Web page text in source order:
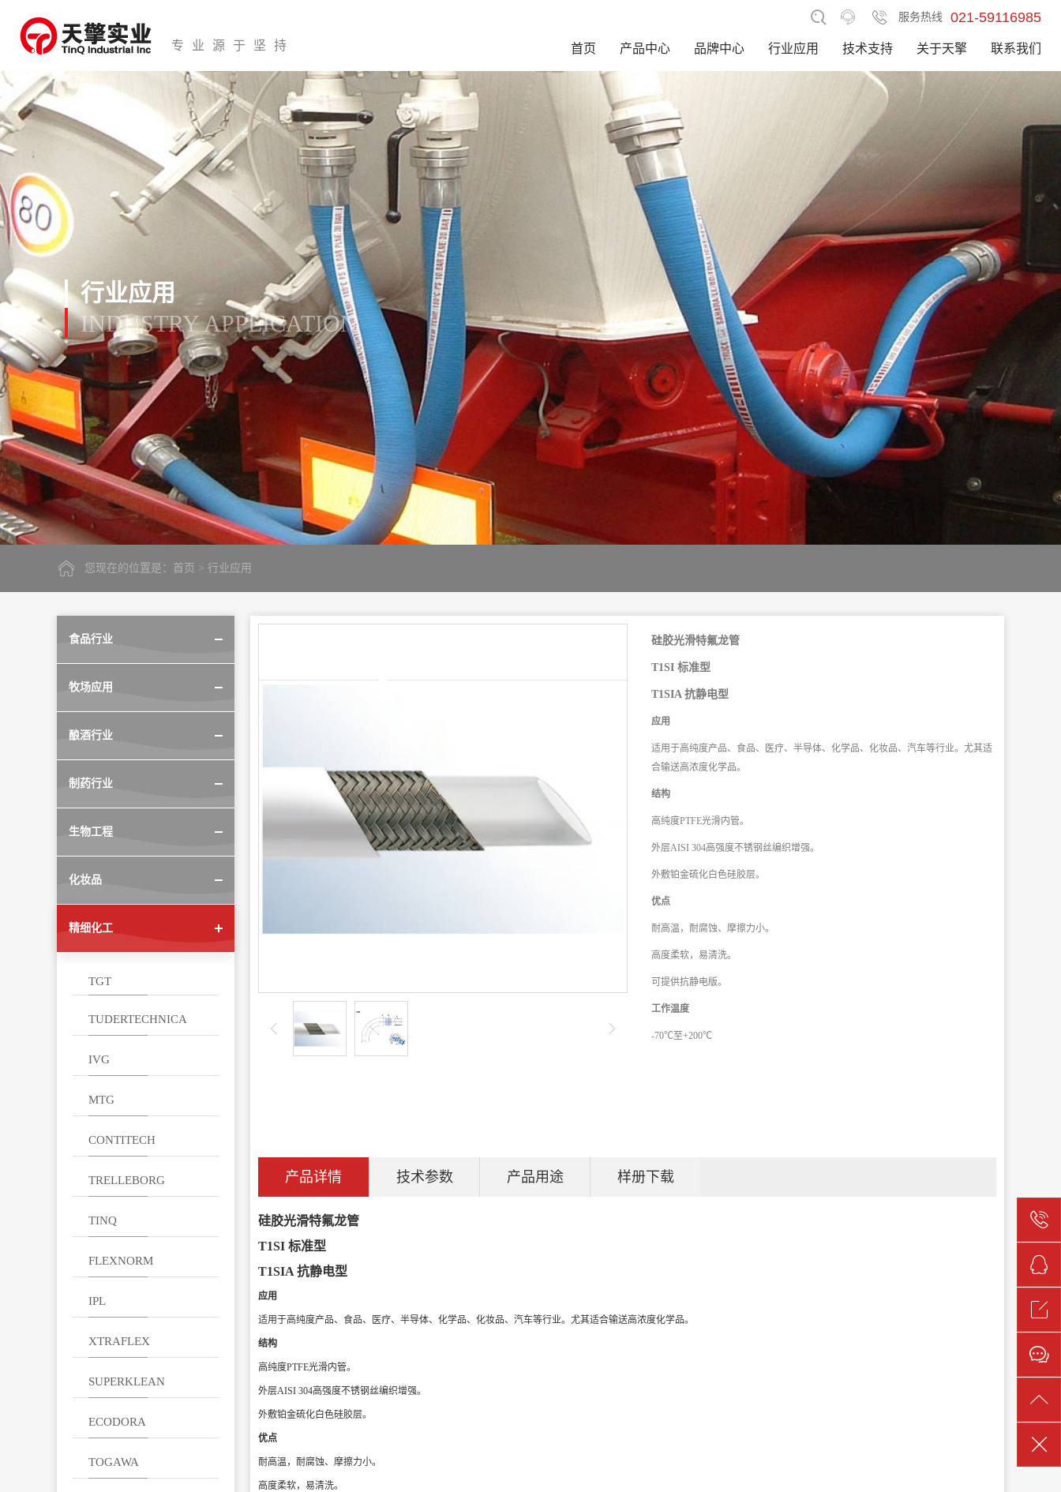
专业源于坚持
服务热线 021-59116985
首页 产品中心 品牌中心 行业应用 技术支持 关于天擎 联系我们
行业应用
INDUSTRY APPLICATION
您现在的位置是： 首页 > 行业应用
食品行业
牧场应用
酿酒行业
制药行业
生物工程
化妆品
精细化工
TGT
TUDERTECHNICA
IVG
MTG
CONTITECH
TRELLEBORG
TINQ
FLEXNORM
IPL
XTRAFLEX
SUPERKLEAN
ECODORA
TOGAWA
硅胶光滑特氟龙管
T1SI 标准型
T1SIA 抗静电型
应用
适用于高纯度产品、食品、医疗、半导体、 化学品、化妆品、汽车等行业。 尤其适
合输送高浓度化学品。
结构
高纯度PTFE光滑内管。
外层AISI 304高强度不锈钢丝编织增强。
外敷铂金硫化白色硅胶层。
优点
耐高温，耐腐蚀、摩擦力小。
高度柔软，易清洗。
可提供抗静电版。
工作温度
-70℃至+200℃
产品详情 技术参数 产品用途 样册下载
硅胶光滑特氟龙管
T1SI 标准型
T1SIA 抗静电型
应用
适用于高纯度产品、食品、医疗、半导体、 化学品、化妆品、汽车等行业。 尤其适合输送高浓度化学品。
结构
高纯度PTFE光滑内管。
外层AISI 304高强度不锈钢丝编织增强。
外敷铂金硫化白色硅胶层。
优点
耐高温，耐腐蚀、摩擦力小。
高度柔软，易清洗。